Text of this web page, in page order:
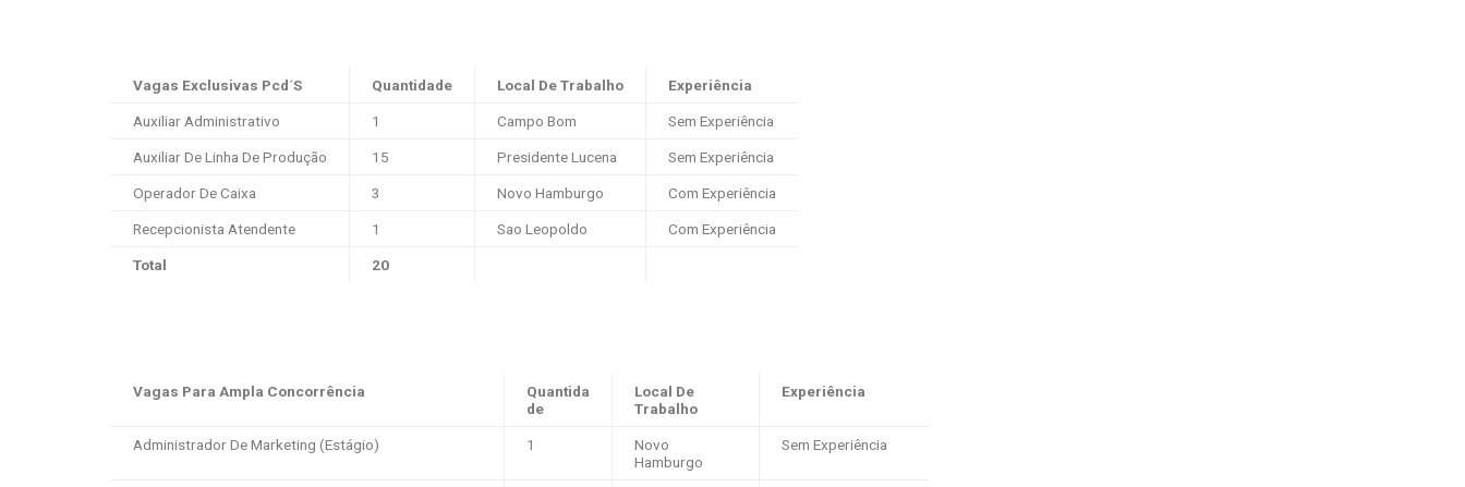
Vagas Exclusivas Pcd´S Quantidade Local De Trabalho Experiência
Auxiliar Administrativo 1 Campo Bom Sem Experiência
Auxiliar De Linha De Produção 15 Presidente Lucena Sem Experiência
Operador De Caixa 3 Novo Hamburgo Com Experiência
Recepcionista Atendente 1 Sao Leopoldo Com Experiência
Total 20
Vagas Para Ampla Concorrência
Quantida
de
Local De
Trabalho
Experiência
Administrador De Marketing (Estágio) 1
Novo
Hamburgo
Sem Experiência